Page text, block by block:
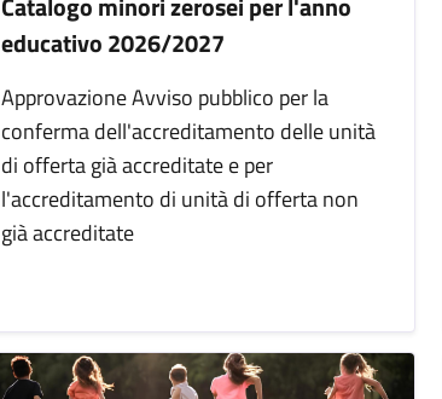
educativo 2026/2027
Approvazione Avviso pubblico per la
conferma dell'accreditamento delle unità
di offerta già accreditate e per
l'accreditamento di unità di offerta non
già accreditate